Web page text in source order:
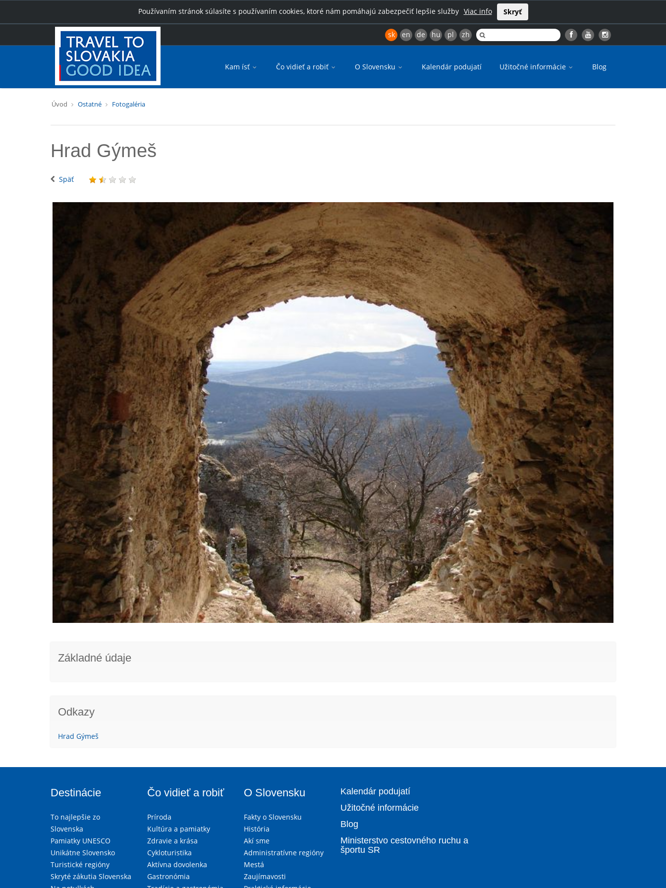
Používaním stránok súlasíte s používaním cookies, ktoré nám pomáhajú zabezpečiť lepšie služby Viac info Skryť
sk en de hu pl zh
Kam ísť Čo vidieť a robiť O Slovensku Kalendár podujatí Užitočné informácie Blog
Úvod Ostatné Fotogaléria
Hrad Gýmeš
Späť
Základné údaje
Odkazy
Hrad Gýmeš
Destinácie
To najlepšie zo
Slovenska
Pamiatky UNESCO
Unikátne Slovensko
Turistické regióny
Skryté zákutia Slovenska
Čo vidieť a robiť
Príroda
Kultúra a pamiatky
Zdravie a krása
Cykloturistika
Aktívna dovolenka
Gastronómia
O Slovensku
Fakty o Slovensku
História
Akí sme
Administratívne regióny
Mestá
Zaujímavosti
Kalendár podujatí
Užitočné informácie
Blog
Ministerstvo cestovného ruchu a
športu SR